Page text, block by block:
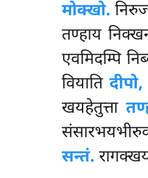
मोक्खो.
तण्हाय
एवमिदम्पि
वियाति दीपो,
खयहेतुत्ता
सन्तं.